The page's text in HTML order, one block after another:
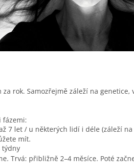
za rok. Samozřejmě záleží na genetice,
fázemi:
7 let / u některých lidí i déle (záleží na
mít.
týdny
Trvá: přibližně 2–4 měsíce. Poté